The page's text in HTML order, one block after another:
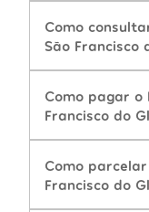
Como
São Francisco
Como pagar o
Francisco do
Como
Francisco do